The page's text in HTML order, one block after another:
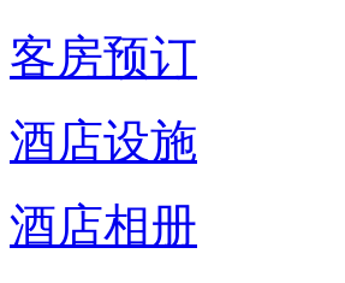
客房预订
酒店设施
酒店相册